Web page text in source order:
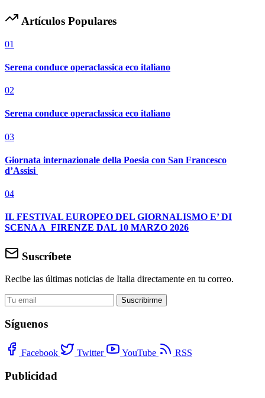
Artículos Populares
01
Serena conduce operaclassica eco italiano
02
Serena conduce operaclassica eco italiano
03
Giornata internazionale della Poesia con San Francesco
d’Assisi
04
IL FESTIVAL EUROPEO DEL GIORNALISMO E’ DI
SCENA A FIRENZE DAL 10 MARZO 2026
Suscríbete
Recibe las últimas noticias de Italia directamente en tu correo.
Suscribirme
Síguenos
Facebook Twitter YouTube RSS
Publicidad